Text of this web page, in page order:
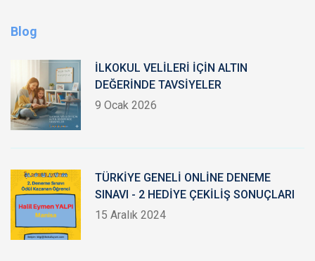
Blog
İLKOKUL VELİLERİ İÇİN ALTIN
DEĞERİNDE TAVSİYELER
9 Ocak 2026
TÜRKİYE GENELİ ONLİNE DENEME
SINAVI - 2 HEDİYE ÇEKİLİŞ SONUÇLARI
15 Aralık 2024